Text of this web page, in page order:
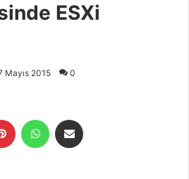
ESXi
Mayıs 2015 0